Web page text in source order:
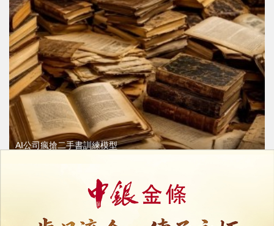
AI公司瘋搶二手書訓練模型
23464